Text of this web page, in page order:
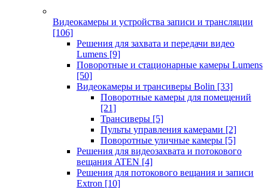
Видеокамеры и устройства записи и трансляции
[106]
Решения для захвата и передачи видео
Lumens [9]
Поворотные и стационарные камеры Lumens
[50]
Видеокамеры и трансиверы Bolin [33]
Поворотные камеры для помещений
[21]
Трансиверы [5]
Пульты управления камерами [2]
Поворотные уличные камеры [5]
Решения для видеозахвата и потокового
вещания ATEN [4]
Решения для потокового вещания и записи
Extron [10]